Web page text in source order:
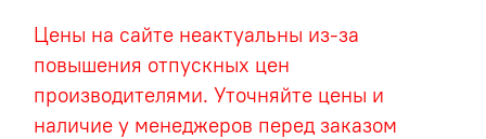
Цены на сайте неактуальны из-за
повышения отпускных цен
производителями. Уточняйте цены и
наличие у менеджеров перед заказом